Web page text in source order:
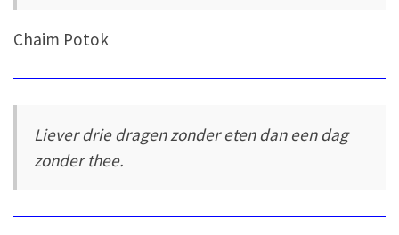
Chaim Potok
Liever drie dragen zonder eten dan een dag
zonder thee.